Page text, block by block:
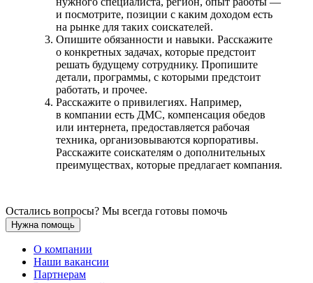
и посмотрите, позиции с каким доходом есть
на рынке для таких соискателей.
Опишите обязанности и навыки. Расскажите
о конкретных задачах, которые предстоит
решать будущему сотруднику. Пропишите
детали, программы, с которыми предстоит
работать, и прочее.
Расскажите о привилегиях. Например,
в компании есть ДМС, компенсация обедов
или интернета, предоставляется рабочая
техника, организовываются корпоративы.
Расскажите соискателям о дополнительных
преимуществах, которые предлагает компания.
Остались вопросы? Мы всегда готовы помочь
Нужна помощь
О компании
Наши вакансии
Партнерам